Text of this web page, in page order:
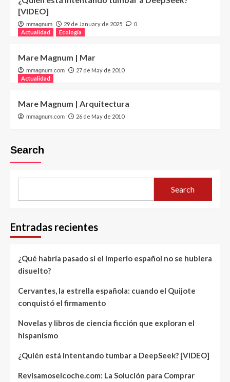
[VIDEO]
mmagnum 29 de January de 2025 0
Actualidad Ecología
Mare Magnum | Mar
mmagnum.com
27 de May de 2010
Actualidad
Mare Magnum | Arquitectura
mmagnum.com 26 de May de 2010
Search
Search
Entradas recientes
¿Qué habría pasado si el imperio español no se hubiera
disuelto?
Cervantes, la estrella española: cuando el Quijote
conquistó el firmamento
Novelas y libros de ciencia ficción que exploran el
hispanismo
¿Quién está intentando tumbar a DeepSeek? [VIDEO]
Revisamoselcoche.com: La Solución para Comprar